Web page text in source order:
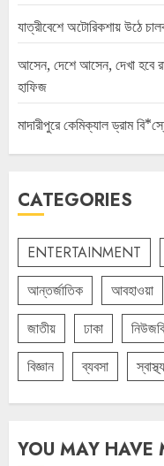
যাত্রীবেশে অটোরিকশায় উঠে
আসেন, দেশে আসেন, দেখা হবে
হাফিজ
মাদারীপুরে কেমিক্যাল ড্রাম
CATEGORIES
ENTERTAINMENT
আন্তর্জাতিক
আবহাওয়া
জাতীয়
ঢাকা
বিজ্ঞান
ব্যবসা স্বাস্থ্য
YOU MAY HAVE